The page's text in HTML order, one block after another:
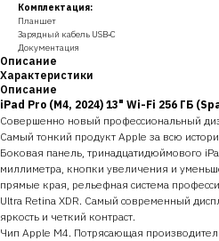
Комплектация:
Планшет
Зарядный кабель USB‑C
Документация
Описание
Характеристики
Описание
iPad Pro (M4, 2024) 13" Wi-Fi 256 ГБ
Совершенно новый профессиональный
Самый тонкий продукт Apple за всю
Боковая панель, тринадцатидюймового
миллиметра, кнопки увеличения и
прямые края, рельефная система
Ultra Retina XDR. Самый современный
яркость и четкий контраст.
Чип Apple M4. Потрясающая